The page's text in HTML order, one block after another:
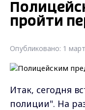
пройти
Опубликовано: 1
Итак, сегодня
полиции". На